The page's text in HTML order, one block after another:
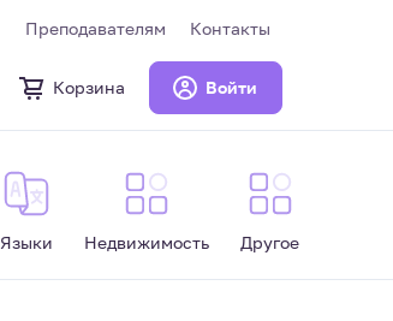
Преподавателям Контакты
Корзина Войти
Языки Недвижимость Другое